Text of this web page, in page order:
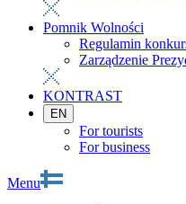
Pomnik Wolności
Regulamin
Zarządzenie
KONTRAST
EN
For tourists
For business
Menu